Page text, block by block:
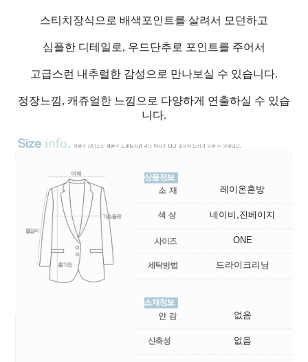
스티치장식으로 배색포인트를 살려서 모던하고
심플한 디테일로, 우드단추로 포인트를 주어서
고급스런 내추럴한 감성으로 만나보실 수 있습니다.
정장느낌, 캐쥬얼한 느낌으로 다양하게 연출하실 수 있습
니다.
레이온혼방
네이비,진베이지
ONE
드라이크리닝
없음
없음